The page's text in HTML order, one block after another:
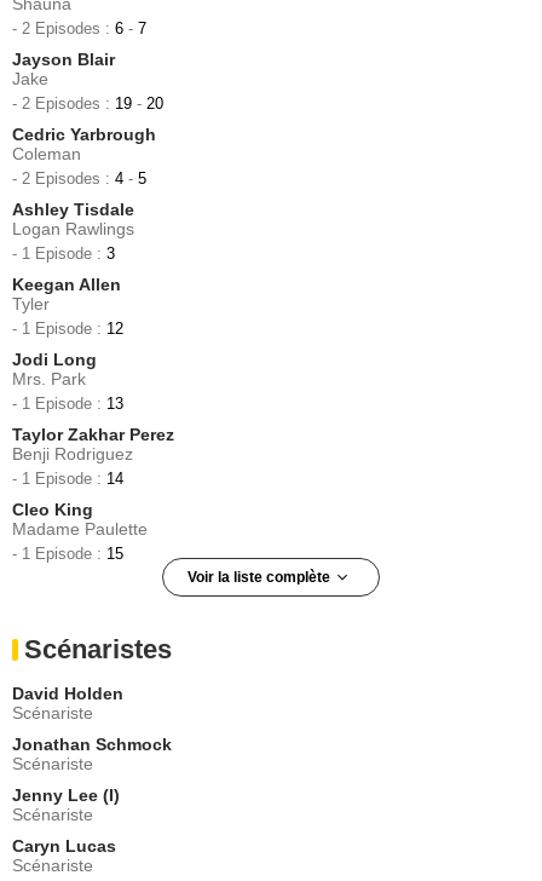
- 2 Episodes : 6 - 7
Jayson Blair
Jake
- 2 Episodes : 19 - 20
Cedric Yarbrough
Coleman
- 2 Episodes : 4 - 5
Ashley Tisdale
Logan Rawlings
- 1 Episode : 3
Keegan Allen
Tyler
- 1 Episode : 12
Jodi Long
Mrs. Park
- 1 Episode : 13
Taylor Zakhar Perez
Benji Rodriguez
- 1 Episode : 14
Cleo King
Madame Paulette
- 1 Episode : 15
Voir la liste complète
- 1 Episode :21
Andre
- 1 Episode :
Laird Macintosh
Mr Stubner
- 1 Episode :3
Jim Pirri
Dmitri
- 1 Episode :
Scénaristes
David Holden
Scénariste
Jonathan Schmock
Scénariste
Jenny Lee (I)
Scénariste
Caryn Lucas
Scénariste